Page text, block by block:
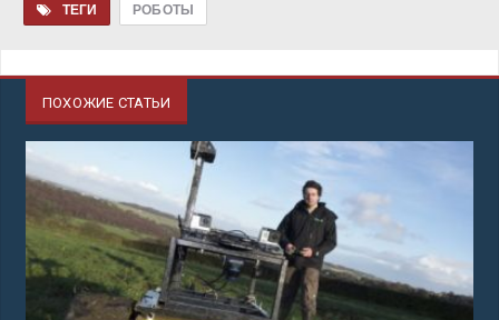
ТЕГИ РОБОТЫ
ПОХОЖИЕ СТАТЬИ